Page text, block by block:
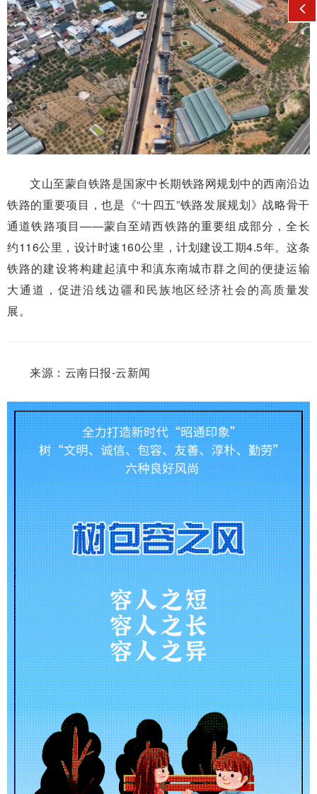
文山至蒙自铁路是国家中长期铁路网规划中的西南沿边
铁路的重要项目，也是《“十四五”铁路发展规划》战略骨干
通道铁路项目——蒙自至靖西铁路的重要组成部分，全长
约116公里，设计时速160公里，计划建设工期4.5年。这条
铁路的建设将构建起滇中和滇东南城市群之间的便捷运输
大通道，促进沿线边疆和民族地区经济社会的高质量发
展。
来源：云南日报-云新闻